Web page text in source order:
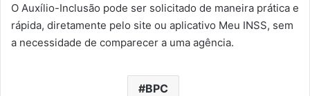
O Auxílio-Inclusão pode ser solicitado de maneira prática e
rápida, diretamente pelo site ou aplicativo Meu INSS, sem
a necessidade de comparecer a uma agência.
BPC